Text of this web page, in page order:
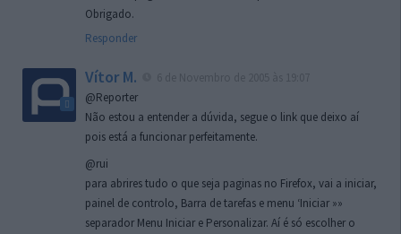
Obrigado.
Responder
Vítor M.
@Reporter
Não estou a entender a dúvida, segue o link que deixo aí
pois está a funcionar perfeitamente.
@rui
para abrires tudo o que seja paginas no Firefox, vai a iniciar,
painel de controlo, Barra de tarefas e menu ‘Iniciar »»
separador Menu Iniciar e Personalizar. Aí é só escolher o